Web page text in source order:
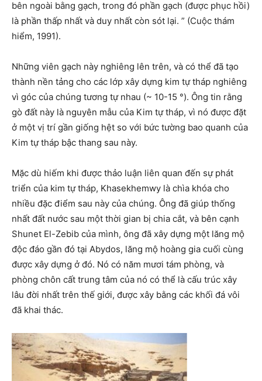
bên ngoài bằng gạch, trong đó phần gạch (được phục hồi)
là phần thấp nhất và duy nhất còn sót lại. ” (Cuộc thám
hiểm, 1991).
Những viên gạch này nghiêng lên trên, và có thể đã tạo
thành nền tảng cho các lớp xây dựng kim tự tháp nghiêng
vì góc của chúng tương tự nhau (~ 10-15 °). Ông tin rằng
gò đất này là nguyên mẫu của Kim tự tháp, vì nó được đặt
ở một vị trí gần giống hệt so với bức tường bao quanh của
Kim tự tháp bậc thang sau này.
Mặc dù hiếm khi được thảo luận liên quan đến sự phát
triển của kim tự tháp, Khasekhemwy là chìa khóa cho
nhiều đặc điểm sau này của chúng. Ông đã giúp thống
nhất đất nước sau một thời gian bị chia cắt, và bên cạnh
Shunet El-Zebib của mình, ông đã xây dựng một lăng mộ
độc đáo gần đó tại Abydos, lăng mộ hoàng gia cuối cùng
được xây dựng ở đó. Nó có năm mươi tám phòng, và
phòng chôn cất trung tâm của nó có thể là cấu trúc xây
lâu đời nhất trên thế giới, được xây bằng các khối đá vôi
đã khai thác.